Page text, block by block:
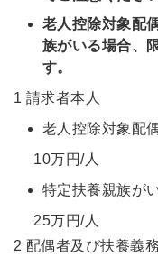
老人控除対象配
族がいる場合、
す。
1 請求者本人
老人控除対象配
10万円/人
特定扶養親族が
25万円/人
2 配偶者及び扶養義